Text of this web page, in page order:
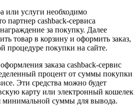
или услуги необходимо
партнер cashback-сервиса
за покупку. Далее
товар в корзину и оформить заказ,
процедуре покупки на сайте.
заказа cashback-сервис
процент от суммы покупки
Эти средства можно будет
карту или электронный кошелек
минимальной суммы для вывода.